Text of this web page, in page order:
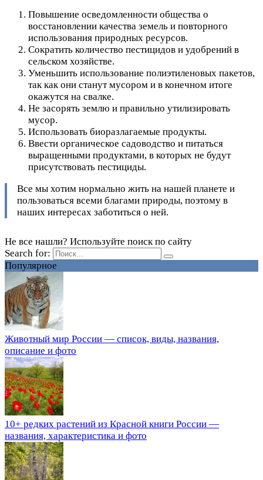
Повышение осведомленности общества о
восстановлении качества земель и повторного
использования природных ресурсов.
Сократить количество пестицидов и удобрений в
сельском хозяйстве.
Уменьшить использование полиэтиленовых пакетов,
так как они станут мусором и в конечном итоге
окажутся на свалке.
Не засорять землю и правильно утилизировать
мусор.
Использовать биоразлагаемые продукты.
Ввести органическое садоводство и питаться
выращенными продуктами, в которых не будут
присутствовать пестициды.
Все мы хотим нормально жить на нашей планете и
пользоваться всеми благами природы, поэтому в
наших интересах заботиться о ней.
Не все нашли? Используйте поиск по сайту
Search for:
Популярное
Животный мир России — список, виды, названия,
описание и фото
10+ редких растений из Красной книги России —
названия, характеристика и фото